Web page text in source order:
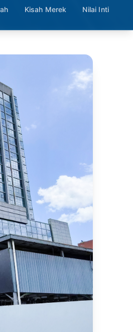
Kisah Merek Nilai Inti